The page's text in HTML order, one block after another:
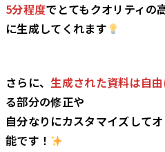
5分程度でとてもクオリティの
に生成してくれます
さらに、生成された資料は自
る部分の修正や
自分なりにカスタマイズして
能です！